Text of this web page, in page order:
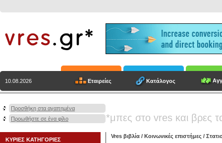
10.08.2026 Εταιρείες Κατάλογος
Προσθήκη στα αγαπημένα
Προωθήστε σε ένα φίλο
*μπες στο vres και βρες
ΚΥΡΙΕΣ ΚΑΤΗΓΟΡΙΕΣ
Vres βιβλία / Κοινωνικές επιστήμες /